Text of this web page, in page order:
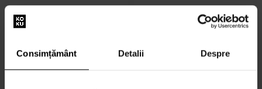
Consimțământ Detalii Despre